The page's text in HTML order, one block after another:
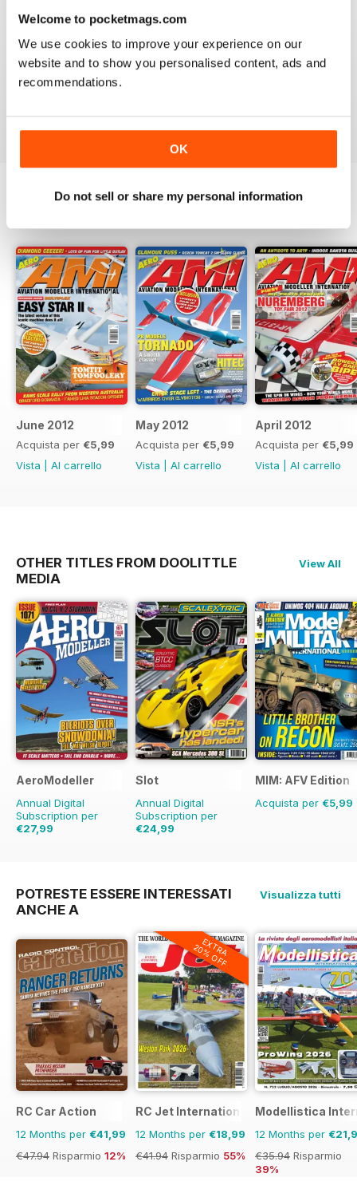
Welcome to pocketmags.com
We use cookies to improve your experience on our
website and to show you personalised content, ads and
recommendations.
OK
Do not sell or share my personal information
WELL PRODUCED AVIATION MODELLER MAG
Well Produced Aviation Modeller Mag - great for
military aviation modellers.
June 2012
Acquista per €5,99
Vista
Al carrello
May 2012
Acquista per €5,99
Vista
Al carrello
April 2012
Acquista per €5,99
Vista
Al carrello
OTHER TITLES FROM DOOLITTLE
MEDIA
View All
AeroModeller
Annual Digital
Subscription per
€27,99
Slot
Annual Digital
Subscription per
€24,99
MIM: AFV Edition
Acquista per €5,99
POTRESTE ESSERE INTERESSATI
ANCHE A
Visualizza tutti
RC Car Action
12 Months per €41,99
€47.94 Risparmio 12%
EXTRA
20% OFF
RC Jet International
12 Months per €18,99
€41.94 Risparmio 55%
Modellistica
12 Months per
€35.94 Risparmio
39%